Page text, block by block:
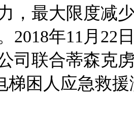
，最大限度减
2018年11月22
司联合蒂森克
梯困人应急救